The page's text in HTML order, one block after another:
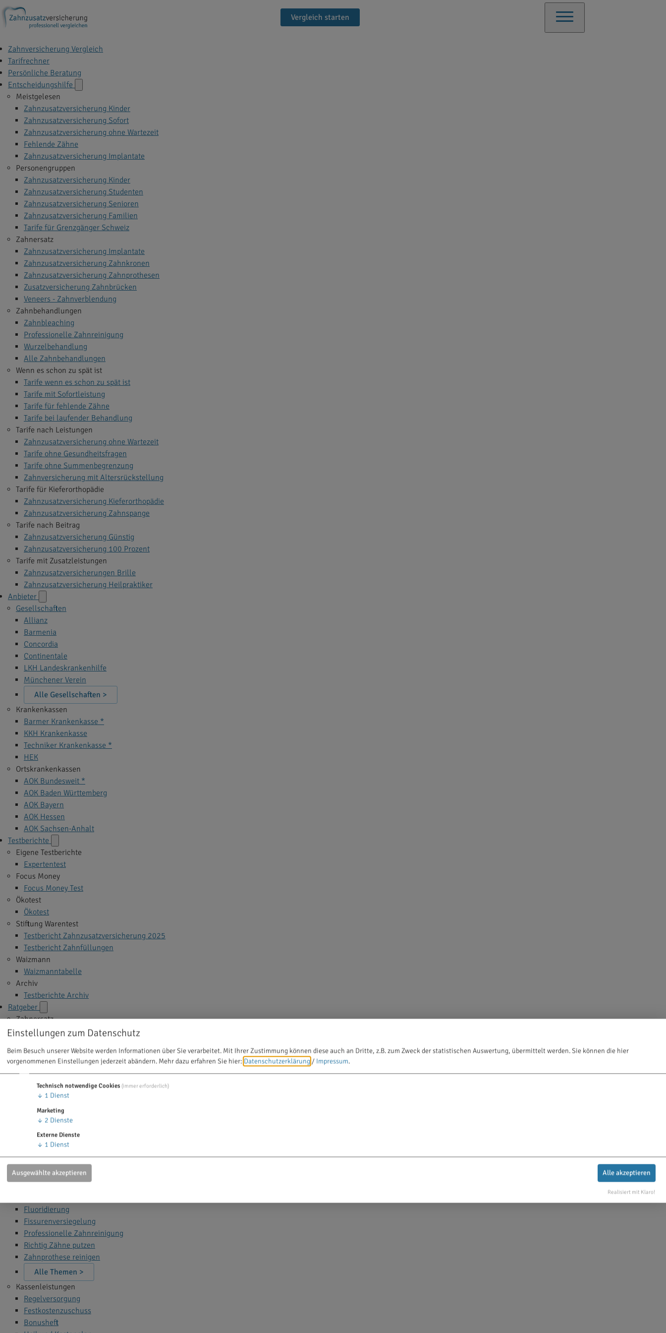
Vergleich starten
Zahnversicherung Vergleich
Tarifrechner
Persönliche Beratung
Entscheidungshilfe
Meistgelesen
Zahnzusatzversicherung Kinder
Zahnzusatzversicherung Sofort
Zahnzusatzversicherung ohne Wartezeit
Fehlende Zähne
Zahnzusatzversicherung Implantate
Personengruppen
Zahnzusatzversicherung Kinder
Zahnzusatzversicherung Studenten
Zahnzusatzversicherung Senioren
Zahnzusatzversicherung Familien
Tarife für Grenzgänger Schweiz
Zahnersatz
Zahnzusatzversicherung Implantate
Zahnzusatzversicherung Zahnkronen
Zahnzusatzversicherung Zahnprothesen
Zusatzversicherung Zahnbrücken
Veneers - Zahnverblendung
Zahnbehandlungen
Zahnbleaching
Professionelle Zahnreinigung
Wurzelbehandlung
Alle Zahnbehandlungen
Wenn es schon zu spät ist
Tarife wenn es schon zu spät ist
Tarife mit Sofortleistung
Tarife für fehlende Zähne
Tarife bei laufender Behandlung
Tarife nach Leistungen
Zahnzusatzversicherung ohne Wartezeit
Tarife ohne Gesundheitsfragen
Tarife ohne Summenbegrenzung
Zahnversicherung mit Altersrückstellung
Tarife für Kieferorthopädie
Zahnzusatzversicherung Kieferorthopädie
Zahnzusatzversicherung Zahnspange
Tarife nach Beitrag
Zahnzusatzversicherung Günstig
Zahnzusatzversicherung 100 Prozent
Tarife mit Zusatzleistungen
Zahnzusatzversicherungen Brille
Zahnzusatzversicherung Heilpraktiker
Anbieter
Gesellschaften
Allianz
Barmenia
Concordia
Continentale
LKH Landeskrankenhilfe
Münchener Verein
Alle Gesellschaften >
Krankenkassen
Barmer Krankenkasse *
KKH Krankenkasse
Techniker Krankenkasse *
HEK
Ortskrankenkassen
AOK Bundesweit *
AOK Baden Württemberg
AOK Bayern
AOK Hessen
AOK Sachsen-Anhalt
Testberichte
Eigene Testberichte
Expertentest
Focus Money
Focus Money Test
Ökotest
Ökotest
Stiftung Warentest
Testbericht Zahnzusatzversicherung 2025
Testbericht Zahnfüllungen
Waizmann
Waizmanntabelle
Archiv
Testberichte Archiv
Ratgeber
Zahnersatz
Implantate
Zahnkrone
Zahnbrücke
Alle Themen >
Zahnbehandlung
Zahn Bleaching
Zahnfüllung
Zahnspange
Wurzelbehandlung
Narkose beim Zahnarzt
Alle Themen >
Fluoridierung
Fissurenversiegelung
Professionelle Zahnreinigung
Richtig Zähne putzen
Zahnprothese reinigen
Alle Themen >
Kassenleistungen
Regelversorgung
Festkostenzuschuss
Bonusheft
Einstellungen zum Datenschutz
Beim Besuch unserer Website werden Informationen über Sie verarbeitet. Mit Ihrer Zustimmung können diese auch an Dritte, z.B. zum Zweck der statistischen Auswertung, übermittelt werden. Sie können die hier
vorgenommenen Einstellungen jederzeit abändern. Mehr dazu erfahren Sie hier: Datenschutzerklärung / Impressum.
Technisch notwendige Cookies (immer erforderlich)
↓ 1 Dienst
Marketing
↓ 2 Dienste
Externe Dienste
↓ 1 Dienst
Ausgewählte akzeptieren Alle akzeptieren
Realisiert mit Klaro!